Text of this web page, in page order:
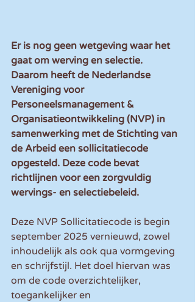
Er is nog geen wetgeving waar het
gaat om werving en selectie.
Daarom heeft de Nederlandse
Vereniging voor
Personeelsmanagement &
Organisatieontwikkeling (NVP) in
samenwerking met de Stichting van
de Arbeid een sollicitatiecode
opgesteld. Deze code bevat
richtlijnen voor een zorgvuldig
wervings- en selectiebeleid.
Deze NVP Sollicitatiecode is begin
september 2025 vernieuwd, zowel
inhoudelijk als ook qua vormgeving
en schrijfstijl. Het doel hiervan was
om de code overzichtelijker,
toegankelijker en